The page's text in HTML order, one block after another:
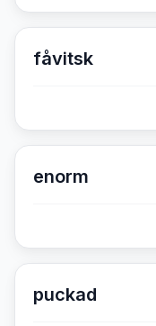
fåvitsk
enorm
puckad